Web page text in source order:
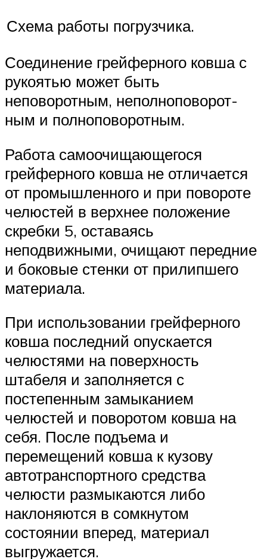
Схема работы погрузчика.
Соединение грейферного ковша с
рукоятью может быть
неповоротным, неполноповорот-
ным и полноповоротным.
Работа самоочищающегося
грейферного ковша не отличается
от промышленного и при повороте
челюстей в верхнее положение
скребки 5, оставаясь
неподвижными, очищают передние
и боковые стенки от прилипшего
материала.
При использовании грейферного
ковша последний опускается
челюстями на поверхность
штабеля и заполняется с
постепенным замыканием
челюстей и поворотом ковша на
себя. После подъема и
перемещений ковша к кузову
автотранспортного средства
челюсти размыкаются либо
наклоняются в сомкнутом
состоянии вперед, материал
выгружается.